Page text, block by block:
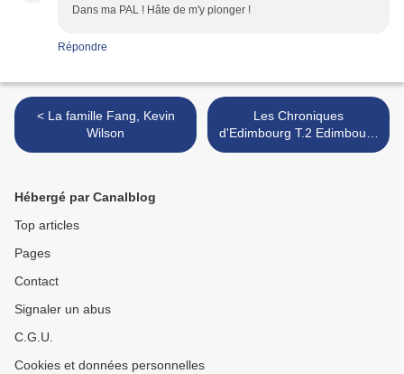
Dans ma PAL ! Hâte de m'y plonger !
Répondre
< La famille Fang, Kevin
Wilson
Les Chroniques
d'Edimbourg T.2 Edimbourg
Express, Alexander McCall
Hébergé par Canalblog
Top articles
Pages
Contact
Signaler un abus
C.G.U.
Cookies et données personnelles